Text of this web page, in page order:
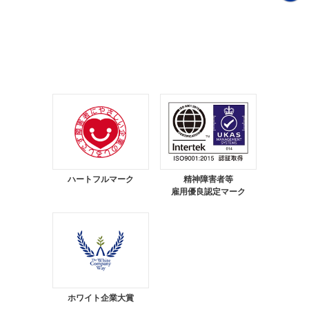
ハートフルマーク
精神障害者等
雇用優良認定マーク
ホワイト企業大賞